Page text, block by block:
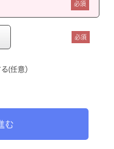
必須
必須
(任意）
む